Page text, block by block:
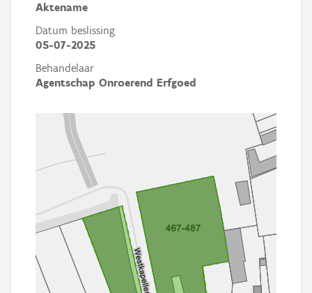
Aktename
Datum beslissing
05-07-2025
Behandelaar
Agentschap Onroerend Erfgoed